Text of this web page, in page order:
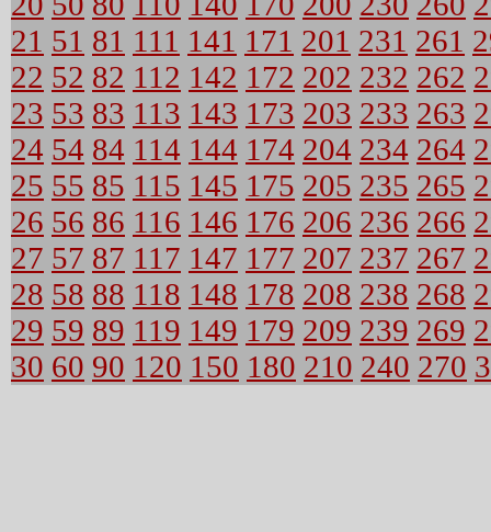
21 51 81 111 141 171 201 231 261
22 52 82 112 142 172 202 232 262
23 53 83 113 143 173 203 233 263
24 54 84 114 144 174 204 234 264
25 55 85 115 145 175 205 235 265
26 56 86 116 146 176 206 236 266
27 57 87 117 147 177 207 237 267
28 58 88 118 148 178 208 238 268
29 59 89 119 149 179 209 239 269
30 60 90 120 150 180 210 240 270